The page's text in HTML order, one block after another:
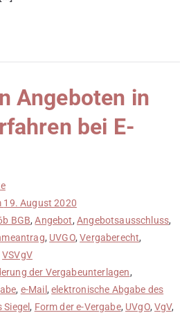
Angeboten in
bei E-
19. August 2020
BGB,Angebot, Angebotsausschluss,
, UVGO,Vergaberecht,
VSVgV
der Vergabeunterlagen,
, e-Mail ,elektronische Abgabe des
Siegel, Form der e-Vergabe, UVgO,VgV,